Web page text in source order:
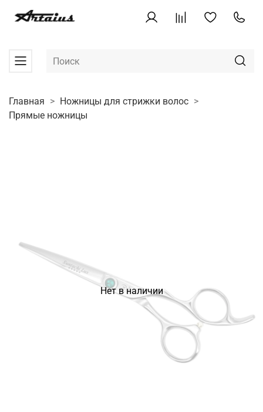
Главная
Ножницы для стрижки волос
Прямые ножницы
Нет в наличии